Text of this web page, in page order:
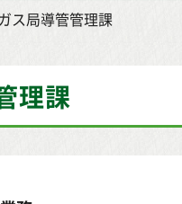
ス局導管管理課
理課